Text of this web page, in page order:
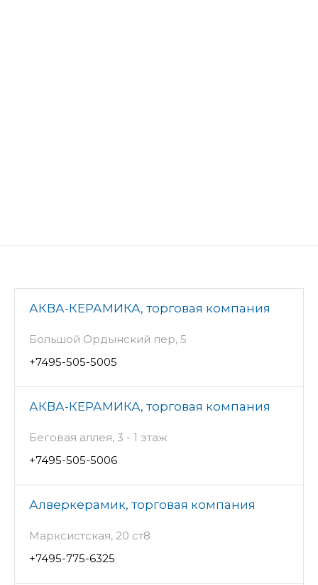
АКВА-КЕРАМИКА, торговая компания
Большой Ордынский пер, 5
+7495-505-5005
АКВА-КЕРАМИКА, торговая компания
Беговая аллея, 3 - 1 этаж
+7495-505-5006
Алверкерамик, торговая компания
Марксистская, 20 ст8
+7495-775-6325